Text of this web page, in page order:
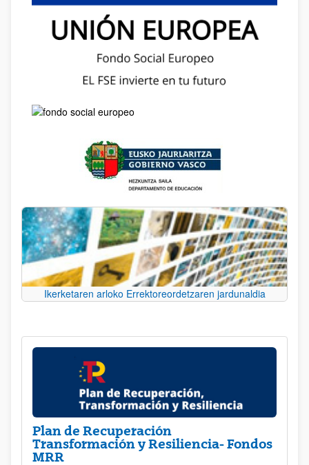
Ikerketaren arloko Errektoreordetzaren jardunaldia
Plan de Recuperación
Transformación y Resiliencia- Fondos
MRR